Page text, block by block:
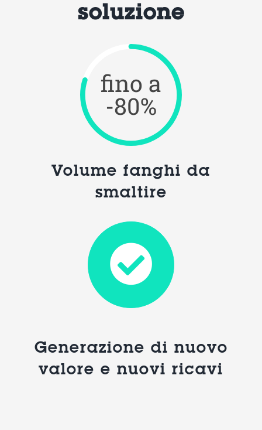
soluzione
fino a
-80%
Volume fanghi da
smaltire
Generazione di nuovo
valore e nuovi ricavi